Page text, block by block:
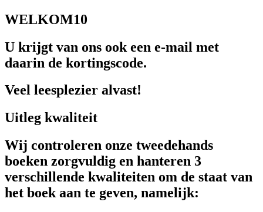
WELKOM10
U krijgt van ons ook een e-mail met
daarin de kortingscode.
Veel leesplezier alvast!
Uitleg kwaliteit
Wij controleren onze tweedehands
boeken zorgvuldig en hanteren 3
verschillende kwaliteiten om de staat van
het boek aan te geven, namelijk: